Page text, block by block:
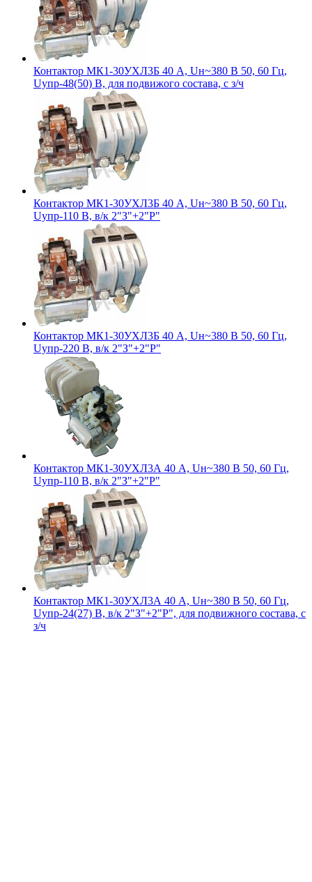
Контактор МК1-30УХЛ3Б 40 А, Uн~380 В 50, 60 Гц,
Uупр-48(50) В, для подвижого состава, с з/ч
Контактор МК1-30УХЛ3Б 40 А, Uн~380 В 50, 60 Гц,
Uупр-110 В, в/к 2"З"+2"Р"
Контактор МК1-30УХЛ3Б 40 А, Uн~380 В 50, 60 Гц,
Uупр-220 В, в/к 2"З"+2"Р"
Контактор МК1-30УХЛ3А 40 А, Uн~380 В 50, 60 Гц,
Uупр-110 В, в/к 2"З"+2"Р"
Контактор МК1-30УХЛ3А 40 А, Uн~380 В 50, 60 Гц,
Uупр-24(27) В, в/к 2"З"+2"Р", для подвижного состава, с
з/ч